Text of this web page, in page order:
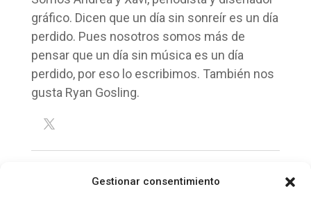
Gestionar consentimiento
gráfico. Dicen que un día sin sonreír es un día
perdido. Pues nosotros somos más de
pensar que un día sin música es un día
perdido, por eso lo escribimos. También nos
gusta Ryan Gosling.